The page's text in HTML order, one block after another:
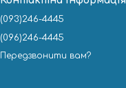
(093)246-4445
(096)246-4445
Передзвонити вам?